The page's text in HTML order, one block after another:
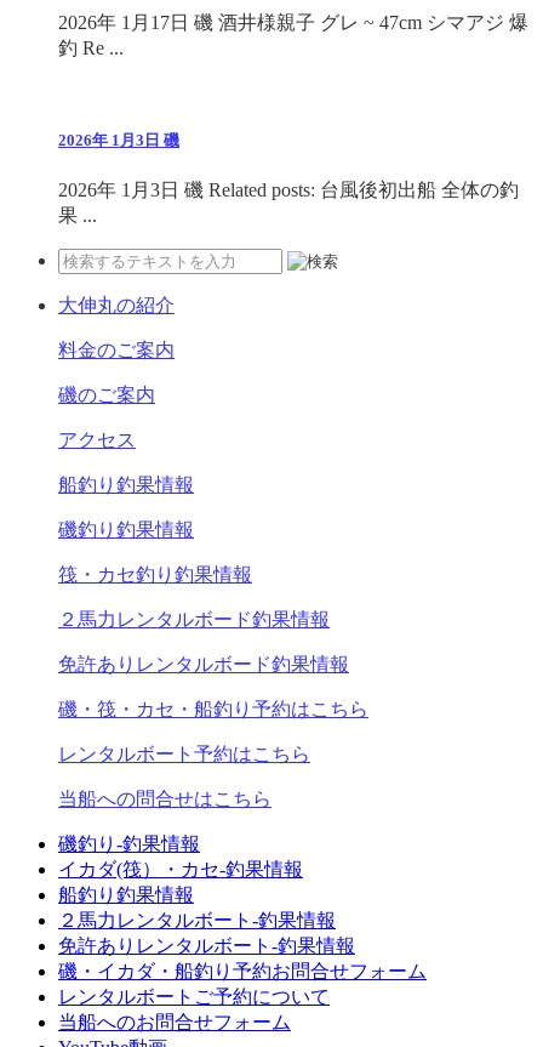
2026年 1月17日 磯 酒井様親子 グレ ~ 47cm シマアジ 爆
釣 Re ...
2026年 1月3日 磯
2026年 1月3日 磯 Related posts: 台風後初出船 全体の釣
果 ...
大伸丸の紹介
料金のご案内
磯のご案内
アクセス
船釣り釣果情報
磯釣り釣果情報
筏・カセ釣り釣果情報
２馬力レンタルボード釣果情報
免許ありレンタルボード釣果情報
磯・筏・カセ・船釣り予約はこちら
レンタルボート予約はこちら
当船への問合せはこちら
磯釣り-釣果情報
イカダ(筏）・カセ-釣果情報
船釣り釣果情報
２馬力レンタルボート-釣果情報
免許ありレンタルボート-釣果情報
磯・イカダ・船釣り予約お問合せフォーム
レンタルボートご予約について
当船へのお問合せフォーム